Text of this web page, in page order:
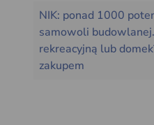
NIK: ponad 1000
samowoli
rekreacyjną lub
zakupem